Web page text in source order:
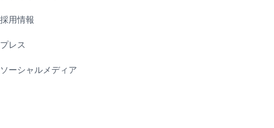
採用情報
プレス
ソーシャルメディア